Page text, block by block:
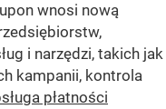
wnosi nową
i narzędzi, takich jak
kampanii, kontrola
płatności